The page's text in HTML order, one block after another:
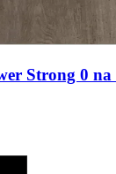
Strong 0